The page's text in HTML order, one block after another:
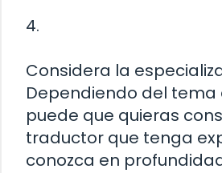
4.
Considera la
Dependiendo del tema
puede que quieras
traductor que tenga
conozca en